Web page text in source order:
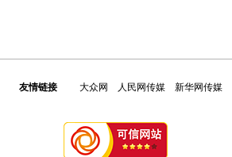
友情链接 大众网 人民网传媒 新华网传媒